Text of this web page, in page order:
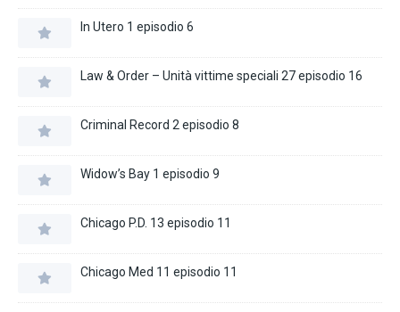
In Utero 1 episodio 6
Law & Order – Unità vittime speciali 27 episodio 16
Criminal Record 2 episodio 8
Widow’s Bay 1 episodio 9
Chicago P.D. 13 episodio 11
Chicago Med 11 episodio 11